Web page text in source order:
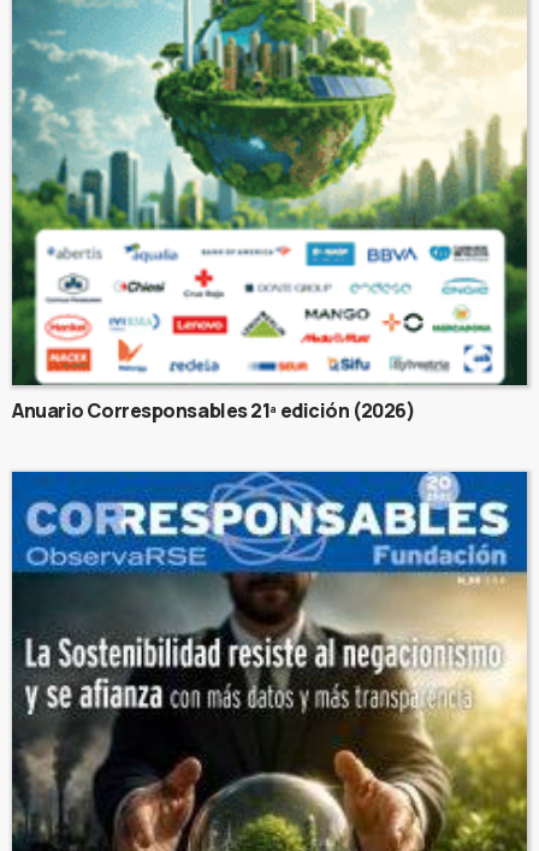
Anuario Corresponsables 21ª edición (2026)